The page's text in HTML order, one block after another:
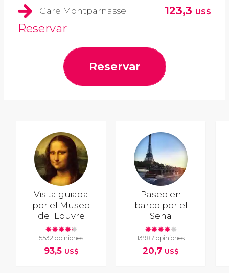
Gare Montparnasse
123,3 US$
Reservar
Reservar
Visita guiada
por el Museo
del Louvre
5532 opiniones
93,5 US$
Paseo en
barco por el
Sena
13987 opiniones
20,7 US$